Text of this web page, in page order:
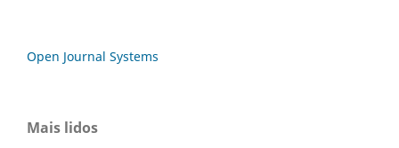
Open Journal Systems
Mais lidos